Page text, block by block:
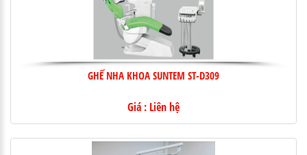
GHẾ NHA KHOA SUNTEM ST-D309
Giá : Liên hệ